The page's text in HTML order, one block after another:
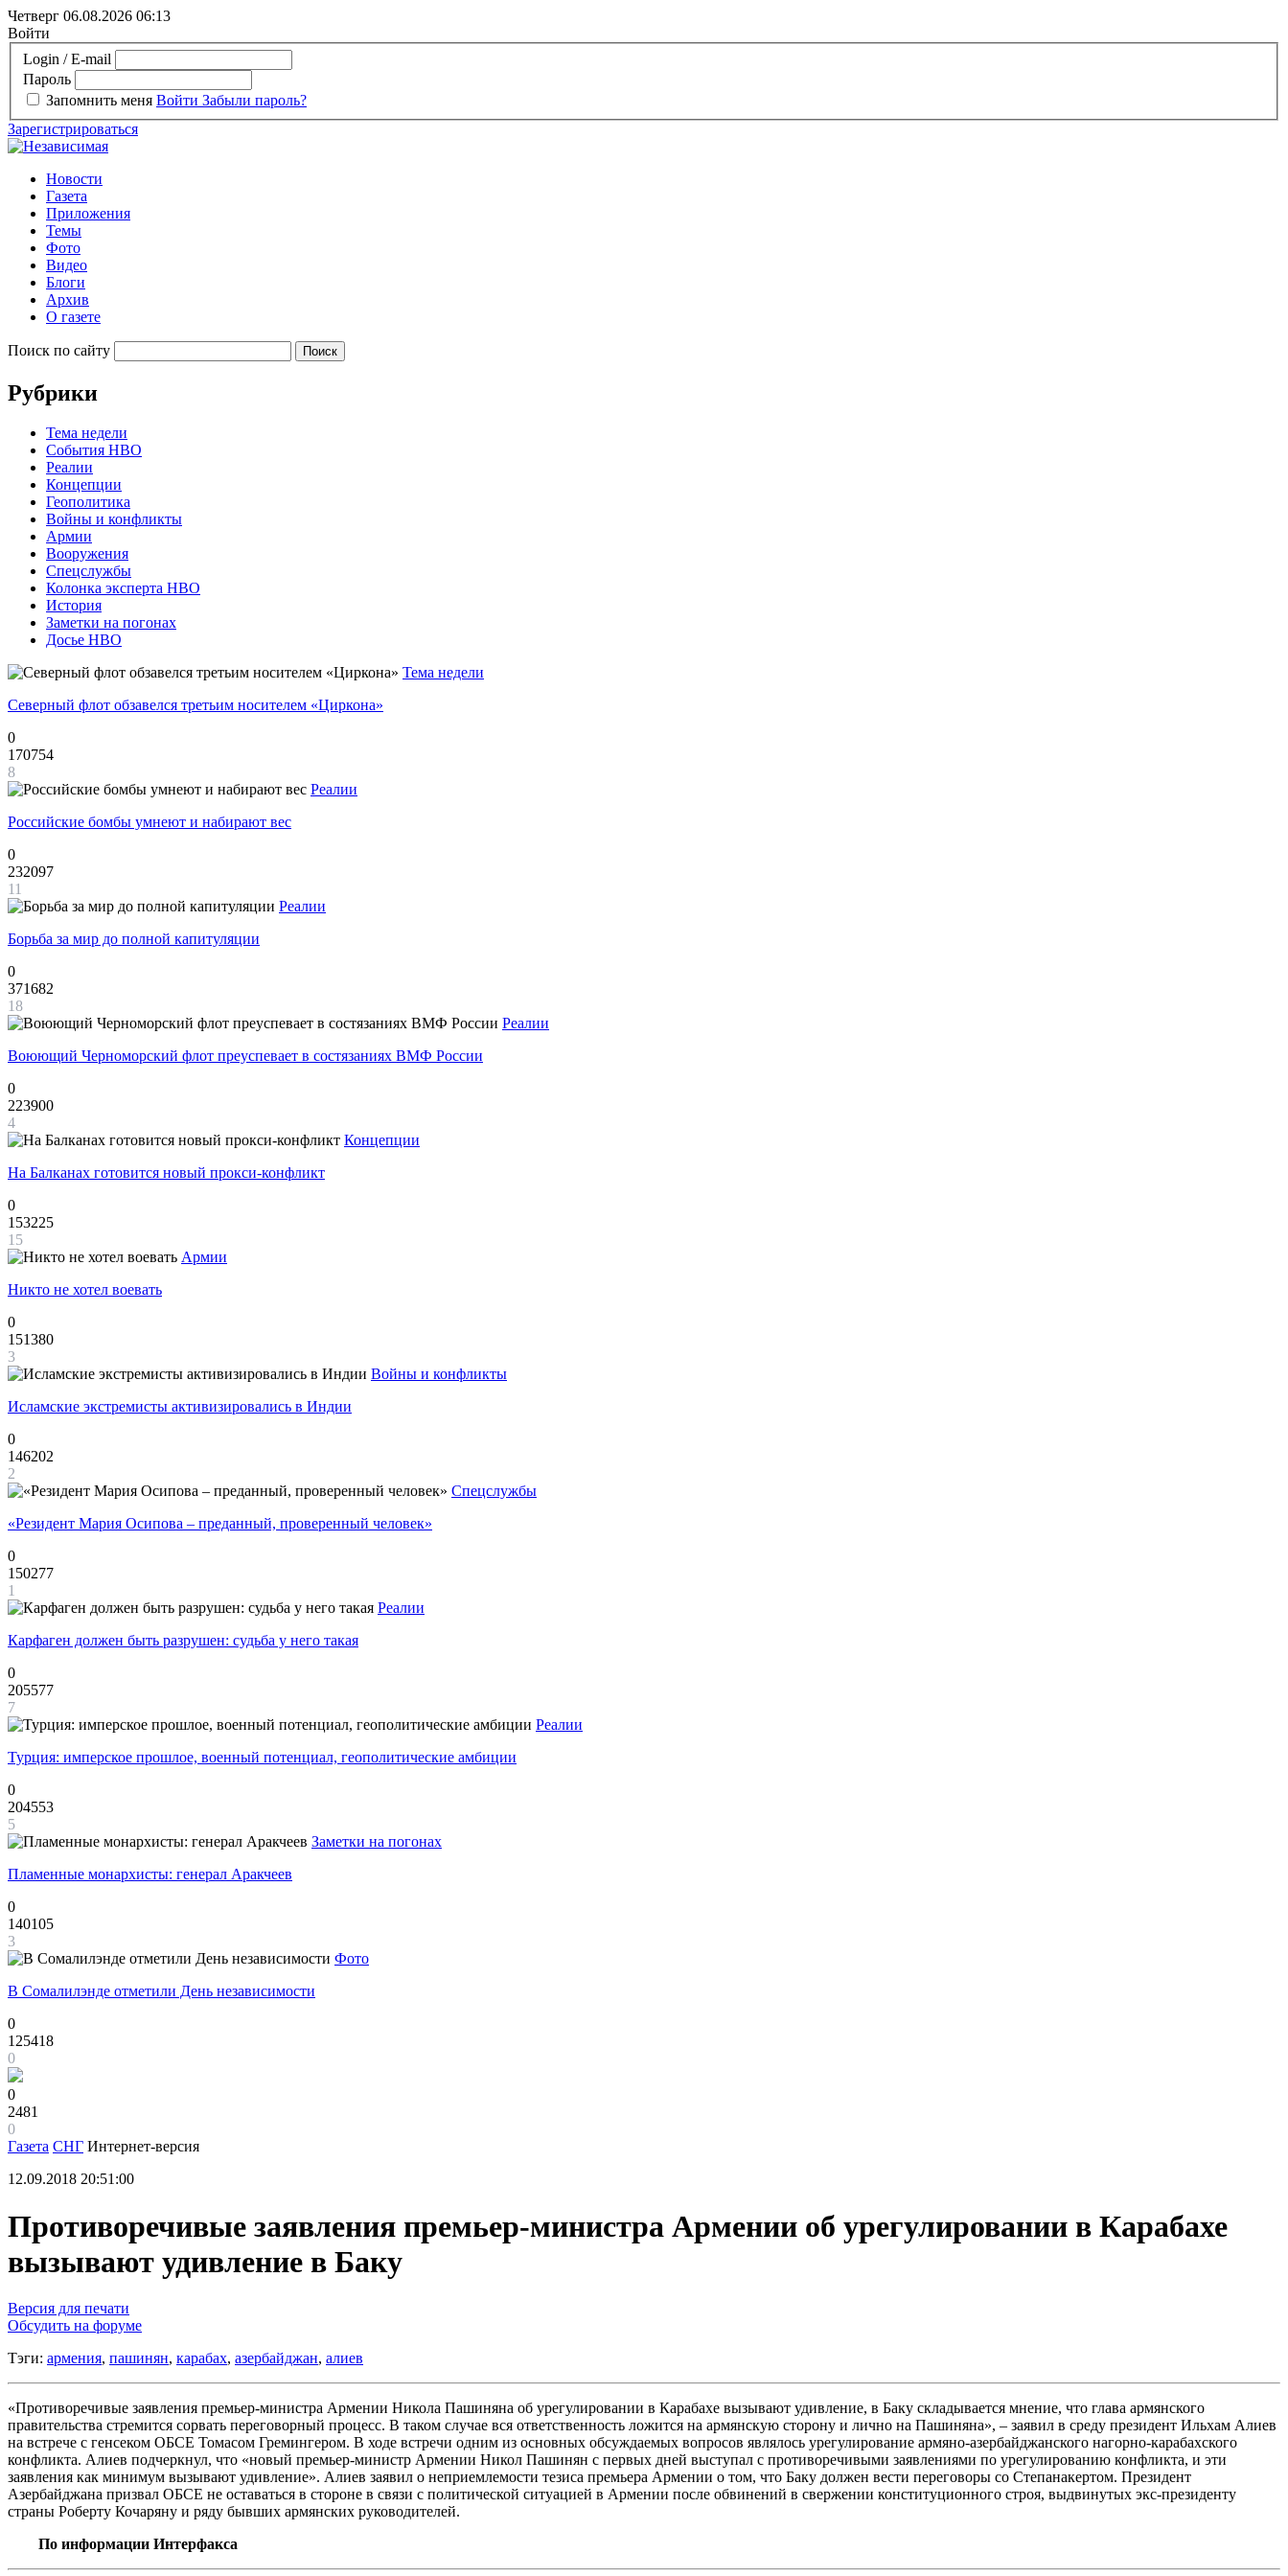
Четверг 06.08.2026 06:13
Войти
Login / E-mail
Пароль
Запомнить меня Войти Забыли пароль?
Зарегистрироваться
Новости
Газета
Приложения
Темы
Фото
Видео
Блоги
Архив
О газете
Поиск по сайту
Рубрики
Тема недели
События НВО
Реалии
Концепции
Геополитика
Войны и конфликты
Армии
Вооружения
Спецслужбы
Колонка эксперта НВО
История
Заметки на погонах
Досье НВО
Тема недели
Северный флот обзавелся третьим носителем «Циркона»
0
170754
8
Реалии
Российские бомбы умнеют и набирают вес
0
232097
11
Реалии
Борьба за мир до полной капитуляции
0
371682
18
Реалии
Воюющий Черноморский флот преуспевает в состязаниях ВМФ России
0
223900
4
Концепции
На Балканах готовится новый прокси-конфликт
0
153225
15
Армии
Никто не хотел воевать
0
151380
3
Войны и конфликты
Исламские экстремисты активизировались в Индии
0
146202
2
Спецслужбы
«Резидент Мария Осипова – преданный, проверенный человек»
0
150277
1
Реалии
Карфаген должен быть разрушен: судьба у него такая
0
205577
7
Реалии
Турция: имперское прошлое, военный потенциал, геополитические амбиции
0
204553
5
Заметки на погонах
Пламенные монархисты: генерал Аракчеев
0
140105
3
Фото
В Сомалилэнде отметили День независимости
0
125418
0
0
2481
0
Газета СНГ Интернет-версия
12.09.2018 20:51:00
Противоречивые заявления премьер-министра Армении об урегулировании в Карабахе
вызывают удивление в Баку
Версия для печати
Обсудить на форуме
Тэги: армения, пашинян, карабах, азербайджан, алиев
«Противоречивые заявления премьер-министра Армении Никола Пашиняна об урегулировании в Карабахе вызывают удивление, в Баку складывается мнение, что глава армянского
правительства стремится сорвать переговорный процесс. В таком случае вся ответственность ложится на армянскую сторону и лично на Пашиняна», – заявил в среду президент Ильхам Алиев
на встрече с генсеком ОБСЕ Томасом Гремингером. В ходе встречи одним из основных обсуждаемых вопросов являлось урегулирование армяно-азербайджанского нагорно-карабахского
конфликта. Алиев подчеркнул, что «новый премьер-министр Армении Никол Пашинян с первых дней выступал с противоречивыми заявлениями по урегулированию конфликта, и эти
заявления как минимум вызывают удивление». Алиев заявил о неприемлемости тезиса премьера Армении о том, что Баку должен вести переговоры со Степанакертом. Президент
Азербайджана призвал ОБСЕ не оставаться в стороне в связи с политической ситуацией в Армении после обвинений в свержении конституционного строя, выдвинутых экс-президенту
страны Роберту Кочаряну и ряду бывших армянских руководителей.
По информации Интерфакса